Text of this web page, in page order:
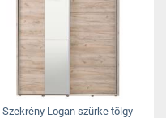
Szekrény Logan szürke tölgy